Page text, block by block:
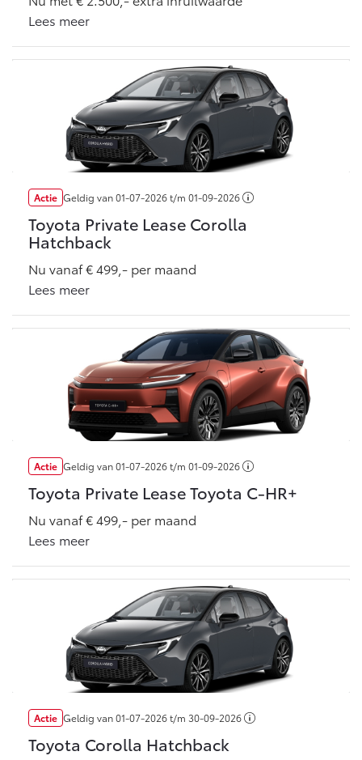
Proace (excl. BTW)
Vanaf € 37.500,-
Proace Verso
BATTERIJ-ELEKTRISCH
Proace Max (excl. BTW)
ELEKTRISCH
Vanaf € 46.301,- Vanaf € 56.570,-
Land Cruiser (excl. BTW)
Lees meer
Actie Geldig van01-07-2026t/m 01-09-2026
Toyota Private Lease Corolla
Hatchback
Nu vanaf € 499,- per maand
Lees meer
Actie Geldig van01-07-2026t/m 01-09-2026
Toyota Private Lease Toyota C-HR+
Nu vanaf € 499,- per maand
Lees meer
Actie Geldig van01-07-2026t/m 30-09-2026
Toyota Corolla Hatchback